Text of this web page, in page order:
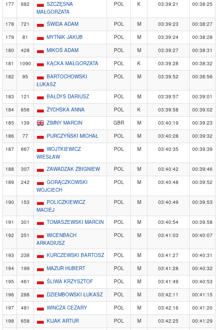
177
682
SZCZĘSNA
MAŁGORZATA
POL K 03:39:21 00:38:25
178 721 ŚWIDA ADAM POL M 03:39:23
00:38:27
179
81 MYTNIK JAKUB POL M 03:39:24
00:38:28
180
428 MIKOŚ ADAM POL M 03:39:27
00:38:31
181
1090 KĄCKA MAŁGORZATA POL K 03:39:28
00:38:32
182
95
BARTOCHOWSKI
ŁUKASZ
POL M 03:39:52 00:38:56
183 121 BAŁDYS DARIUSZ POL M 03:39:57
00:39:01
184
656 ŻYCHSKA ANNA POL K 03:39:58
00:39:02
185
139 ZIMNY MARCIN GBR M 03:40:19
00:39:23
186
77 PURCZYŃSKI MICHAŁ POL M 03:40:28
00:39:32
187
667
WOJTKIEWICZ
WIESŁAW
POL M 03:40:35 00:39:39
188 307 ZAWADZAK ZBIGNIEW POL M 03:40:42
00:39:46
189
242
GORĄCZKOWSKI
WOJCIECH
POL M 03:40:48 00:39:52
190 153
POLICZKIEWICZ
MACIEJ
POL M 03:40:49 00:39:53
191 301 TOMASZEWSKI MARCIN POL M 03:40:54
00:39:58
192
251
WICENBACH
ARKADIUSZ
POL M 03:41:03 00:40:07
193 238 KURCZEWSKI BARTOSZ POL M 03:41:27
00:40:31
194
199 MAZUR HUBERT POL M 03:41:28
00:40:32
195
461 ŚLIWA KRZYSZTOF POL M 03:41:49
00:40:53
196
288 DZIEMBOWSKI ŁUKASZ POL M 03:42:11
00:41:15
197
481 WINCZA CEZARY POL M 03:42:16
00:41:20
198
658 KIJAK ARTUR POL M 03:42:25
00:41:29